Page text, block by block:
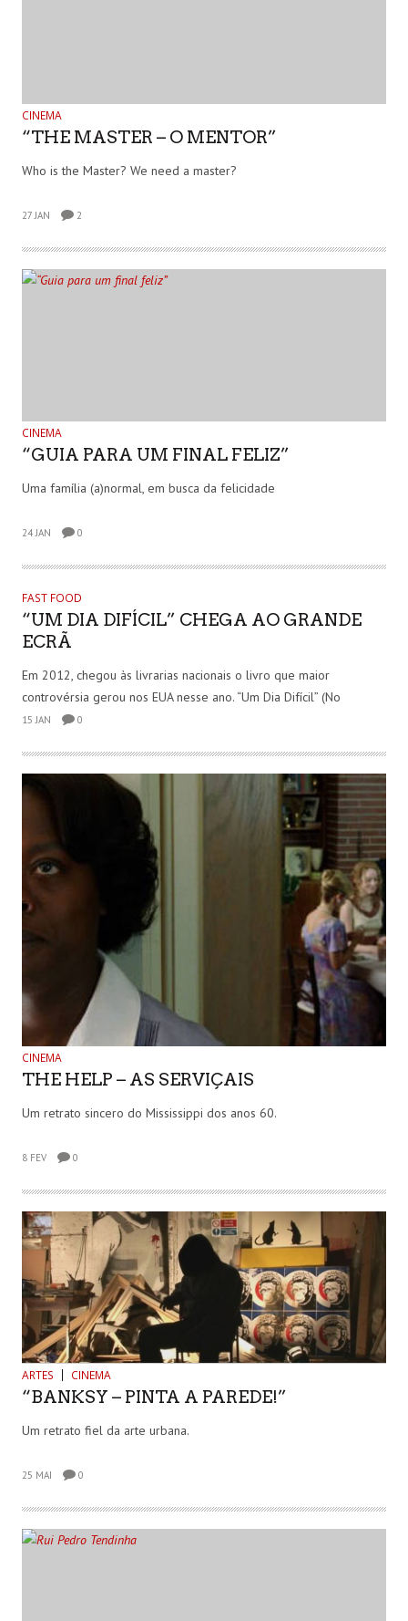
CINEMA
“THE MASTER – O MENTOR”
Who is the Master? We need a master?
27 JAN 2
CINEMA
“GUIA PARA UM FINAL FELIZ”
Uma família (a)normal, em busca da felicidade
24 JAN 0
FAST FOOD
“UM DIA DIFÍCIL” CHEGA AO GRANDE
ECRÃ
Em 2012, chegou às livrarias nacionais o livro que maior
controvérsia gerou nos EUA nesse ano. “Um Dia Difícil” (No
15 JAN 0
CINEMA
THE HELP – AS SERVIÇAIS
Um retrato sincero do Mississippi dos anos 60.
8 FEV 0
ARTES CINEMA
“BANKSY – PINTA A PAREDE!”
Um retrato fiel da arte urbana.
25 MAI 0